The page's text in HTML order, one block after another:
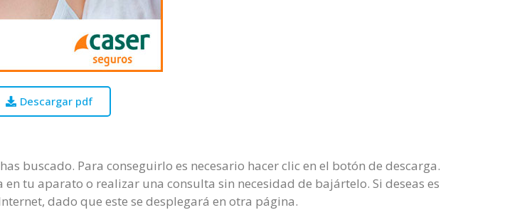
Descargar pdf
buscado. Para conseguirlo es necesario hacer clic en el botón de descarga.
tu aparato o realizar una consulta sin necesidad de bajártelo. Si deseas es
dado que este se desplegará en otra página.